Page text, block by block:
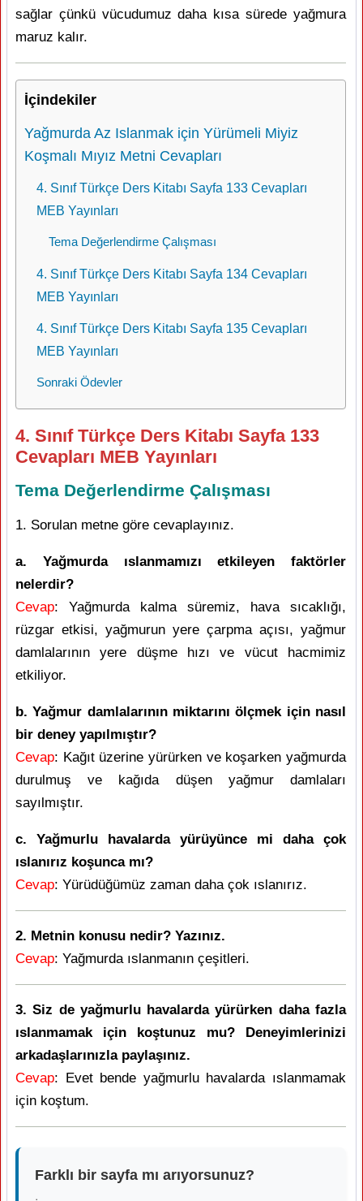
sağlar çünkü vücudumuz daha kısa sürede yağmura
maruz kalır.
İçindekiler
Yağmurda Az Islanmak için Yürümeli Miyiz
Koşmalı Mıyız Metni Cevapları
4. Sınıf Türkçe Ders Kitabı Sayfa 133 Cevapları
MEB Yayınları
Tema Değerlendirme Çalışması
4. Sınıf Türkçe Ders Kitabı Sayfa 134 Cevapları
MEB Yayınları
4. Sınıf Türkçe Ders Kitabı Sayfa 135 Cevapları
MEB Yayınları
Sonraki Ödevler
4. Sınıf Türkçe Ders Kitabı Sayfa 133
Cevapları MEB Yayınları
Tema Değerlendirme Çalışması
1. Sorulan metne göre cevaplayınız.
a. Yağmurda ıslanmamızı etkileyen faktörler
nelerdir?
Cevap: Yağmurda kalma süremiz, hava sıcaklığı,
rüzgar etkisi, yağmurun yere çarpma açısı, yağmur
damlalarının yere düşme hızı ve vücut hacmimiz
etkiliyor.
b. Yağmur damlalarının miktarını ölçmek için nasıl
bir deney yapılmıştır?
Cevap: Kağıt üzerine yürürken ve koşarken yağmurda
durulmuş ve kağıda düşen yağmur damlaları
sayılmıştır.
c. Yağmurlu havalarda yürüyünce mi daha çok
ıslanırız koşunca mı?
Cevap: Yürüdüğümüz zaman daha çok ıslanırız.
2. Metnin konusu nedir? Yazınız.
Cevap: Yağmurda ıslanmanın çeşitleri.
3. Siz de yağmurlu havalarda yürürken daha fazla
ıslanmamak için koştunuz mu? Deneyimlerinizi
arkadaşlarınızla paylaşınız.
Cevap: Evet bende yağmurlu havalarda ıslanmamak
için koştum.
Farklı bir sayfa mı arıyorsunuz?